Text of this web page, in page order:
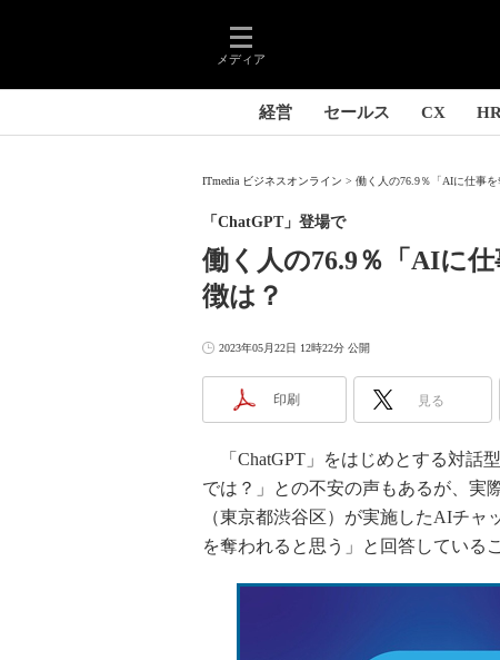
メディア
経営 セールス CX HR
ITmedia ビジネスオンライン 働く人の76.9％「AIに仕事
働く人の76.9％「AIに
徴は？
「ChatGPT」登場で
2023年05月22日 12時22分 公開
印刷 見る
「ChatGPT」をはじめとする対話
では？」との不安の声もあるが、実
（東京都渋谷区）が実施したAIチ
を奪われると思う」と回答している